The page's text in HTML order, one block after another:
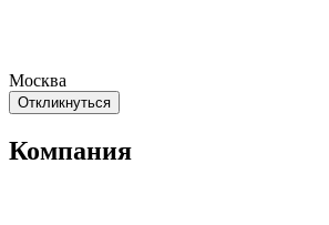
Москва
Откликнуться
Компания